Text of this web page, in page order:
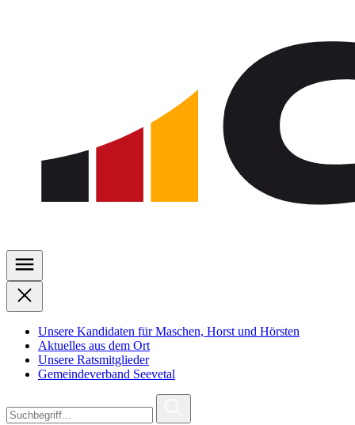
Unsere Kandidaten für Maschen, Horst und Hörsten
Aktuelles aus dem Ort
Unsere Ratsmitglieder
Gemeindeverband Seevetal